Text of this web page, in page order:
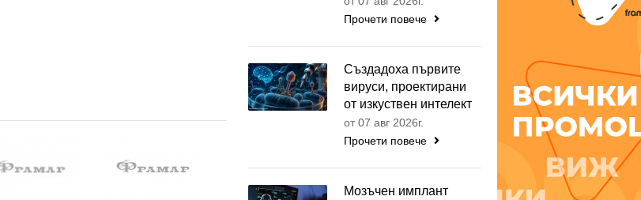
Прочети повече
Създадоха първите
вируси, проектирани
от изкуствен интелект
от 07 авг 2026г.
Прочети повече
Мозъчен имплант